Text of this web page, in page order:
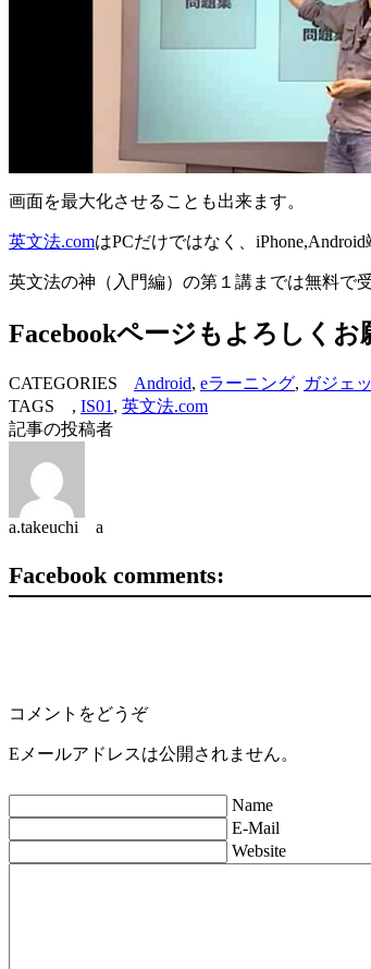
画面を最大化させることも出来ます。
英文法.comはPCだけではなく、
英文法の神（入門編）の第１講までは無料で
Facebookページもよろしくお
CATEGORIES Android, eラーニング, ガジェ
TAGS , IS01 , 英文法.com
記事の投稿者
a.takeuchi a
Facebook comments:
コメントをどうぞ
Eメールアドレスは公開されません。
Name
E-Mail
Website